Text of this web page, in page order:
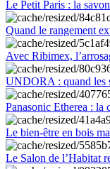
Le Petit Paris : la
Quand le rangement
Avec Ribimex,
UNDORA : quand les
Panasonic Etherea :
Le bien-être en bois
Le Salon de l’Habitat